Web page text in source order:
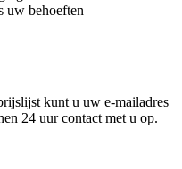
uw behoeften
kunt u uw e-mailadres
24 uur contact met u op.